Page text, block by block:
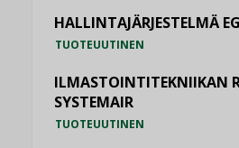
HALLINTAJÄRJESTELMÄ EG
TUOTEUUTINEN
ILMASTOINTITEKNIIKAN
SYSTEMAIR
TUOTEUUTINEN